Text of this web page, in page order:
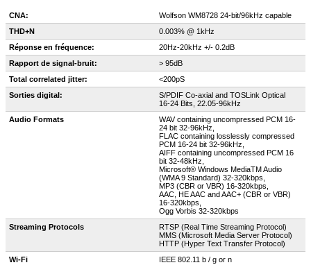
CNA:
Wolfson WM8728 24-bit/96kHz capable
THD+N
0.003% @ 1kHz
Réponse en fréquence:
20Hz-20kHz +/- 0.2dB
Rapport de signal-bruit:
> 95dB
Total correlated jitter:
<200pS
Sorties digital:
S/PDIF Co-axial and TOSLink Optical
16-24 Bits, 22.05-96kHz
Audio Formats
WAV containing uncompressed PCM 16-
24 bit 32-96kHz,
FLAC containing losslessly compressed
PCM 16-24 bit 32-96kHz,
AIFF containing uncompressed PCM 16
bit 32-48kHz,
Microsoft® Windows MediaTM Audio
(WMA 9 Standard) 32-320kbps,
MP3 (CBR or VBR) 16-320kbps,
AAC, HE AAC and AAC+ (CBR or VBR)
16-320kbps,
Ogg Vorbis 32-320kbps
Streaming Protocols
RTSP (Real Time Streaming Protocol)
MMS (Microsoft Media Server Protocol)
HTTP (Hyper Text Transfer Protocol)
Wi-Fi
IEEE 802.11 b / g or n